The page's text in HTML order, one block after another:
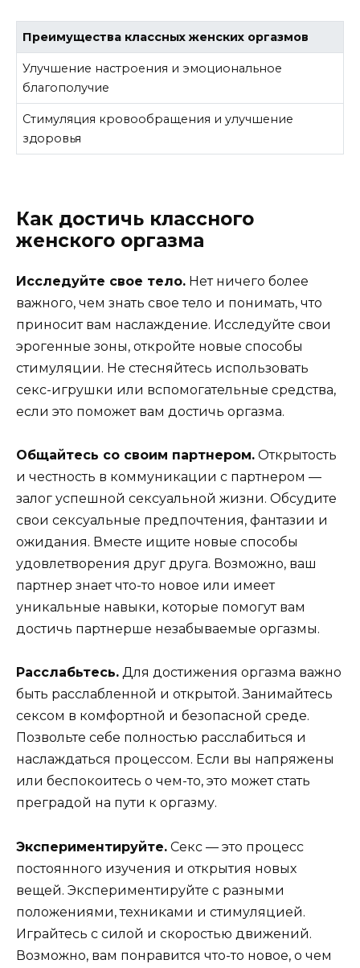
Преимущества классных женских оргазмов
Улучшение настроения и эмоциональное
благополучие
Стимуляция кровообращения и улучшение
здоровья
Как достичь классного
женского оргазма
Исследуйте свое тело. Нет ничего более
важного, чем знать свое тело и понимать, что
приносит вам наслаждение. Исследуйте свои
эрогенные зоны, откройте новые способы
стимуляции. Не стесняйтесь использовать
секс-игрушки или вспомогательные средства,
если это поможет вам достичь оргазма.
Общайтесь со своим партнером. Открытость
и честность в коммуникации с партнером —
залог успешной сексуальной жизни. Обсудите
свои сексуальные предпочтения, фантазии и
ожидания. Вместе ищите новые способы
удовлетворения друг друга. Возможно, ваш
партнер знает что-то новое или имеет
уникальные навыки, которые помогут вам
достичь партнерше незабываемые оргазмы.
Расслабьтесь. Для достижения оргазма важно
быть расслабленной и открытой. Занимайтесь
сексом в комфортной и безопасной среде.
Позвольте себе полностью расслабиться и
наслаждаться процессом. Если вы напряжены
или беспокоитесь о чем-то, это может стать
преградой на пути к оргазму.
Экспериментируйте. Секс — это процесс
постоянного изучения и открытия новых
вещей. Экспериментируйте с разными
положениями, техниками и стимуляцией.
Играйтесь с силой и скоростью движений.
Возможно, вам понравится что-то новое, о чем